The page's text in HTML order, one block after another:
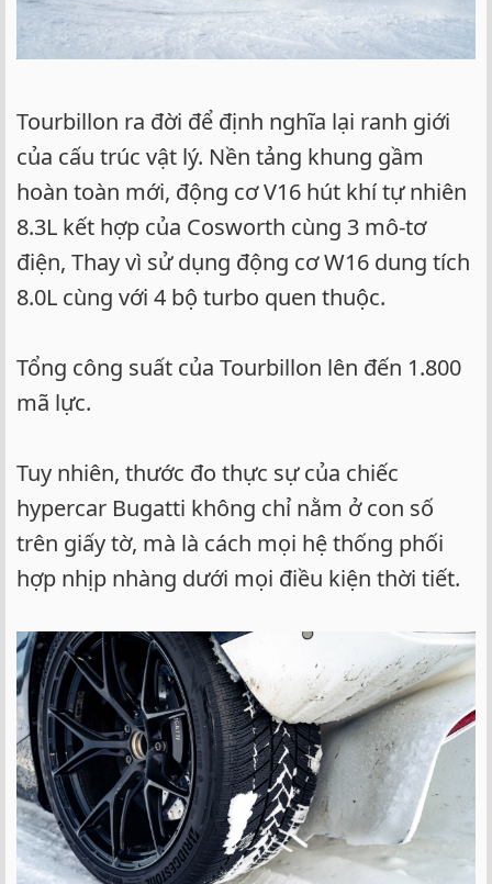
Tourbillon ra đời để định nghĩa lại ranh giới
của cấu trúc vật lý. Nền tảng khung gầm
hoàn toàn mới, động cơ V16 hút khí tự nhiên
8.3L kết hợp của Cosworth cùng 3 mô-tơ
điện, Thay vì sử dụng động cơ W16 dung tích
8.0L cùng với 4 bộ turbo quen thuộc.
Tổng công suất của Tourbillon lên đến 1.800
mã lực.
Tuy nhiên, thước đo thực sự của chiếc
hypercar Bugatti không chỉ nằm ở con số
trên giấy tờ, mà là cách mọi hệ thống phối
hợp nhịp nhàng dưới mọi điều kiện thời tiết.